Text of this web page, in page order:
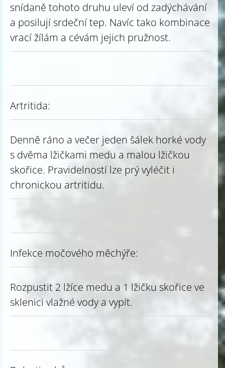
snídaně tohoto druhu uleví od zadýchávání
a posilují srdeční tep. Navíc tako kombinace
vrací žílám a cévám jejich pružnost.
Artritida:
Denně ráno a večer jeden šálek horké vody
s dvěma lžičkami medu a malou lžičkou
skořice. Pravidelností lze prý vyléčit i
chronickou artritidu.
Infekce močového měchýře:
Rozpustit 2 lžíce medu a 1 lžičku skořice ve
sklenici vlažné vody a vypít.